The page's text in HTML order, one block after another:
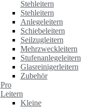
Stehleitern
Stehleitern
Anlegeleitern
Schiebeleitern
Seilzugleitern
Mehrzweckleitern
Stufenanlegeleitern
Glasreinigerleitern
Zubehör
Pro
Leitern
Kleine